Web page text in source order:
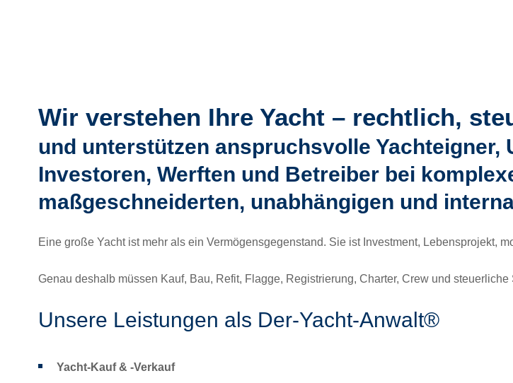
Wir verstehen Ihre Yacht – rechtlich,
und unterstützen anspruchsvolle Yachteigner,
Investoren, Werften und Betreiber bei
maßgeschneiderten, unabhängigen und
Eine große Yacht ist mehr als ein Vermögensgegenstand. Sie ist Investment, Lebensprojekt,
Genau deshalb müssen Kauf, Bau, Refit, Flagge, Registrierung, Charter, Crew und
Unsere Leistungen als Der-Yacht-Anwalt®
Yacht-Kauf & -Verkauf